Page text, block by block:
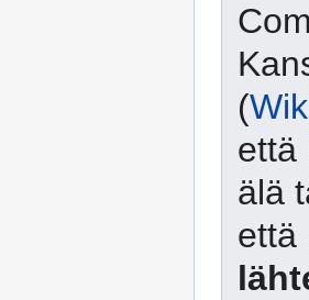
(
että
älä
että